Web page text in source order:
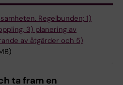
Regelbunden; 1)
3) planering av
av åtgärder och 5)
ta fram en